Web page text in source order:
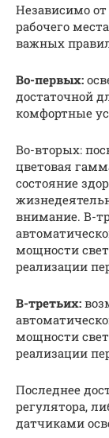
Независимо от
рабочего
важных
Во-первых:
достаточной
комфортные
Во-вторых:
цветовая
состояние
внимание. В-
мощности
реализации
В-третьих:
мощности
реализации
Последнее
регулятора,
датчиками